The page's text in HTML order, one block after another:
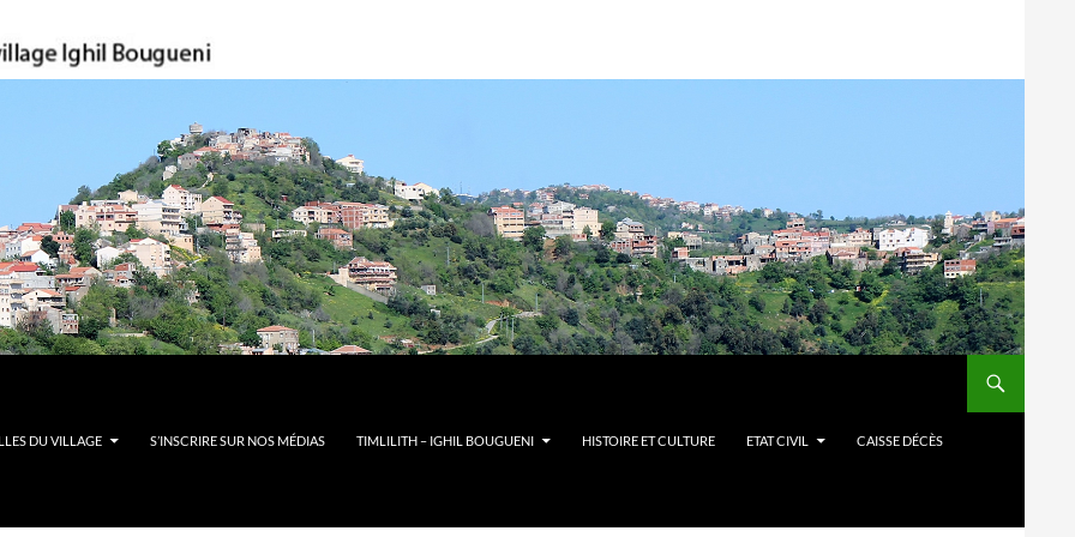
DU VILLAGE S’INSCRIRE SUR NOS MÉDIAS TIMLILITH – IGHIL BOUGUENI HISTOIRE ET CULTURE ETAT CIVIL CAISSE DÉCÈS